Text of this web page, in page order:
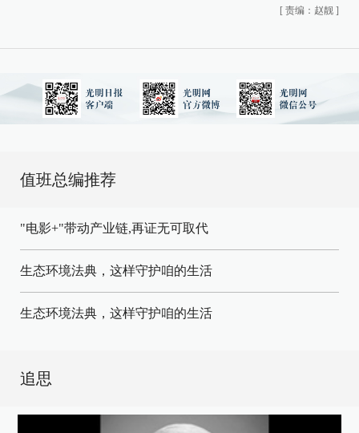
[ 责编：赵靓 ]
值班总编推荐
"电影+"带动产业链,再证无可取代
生态环境法典，这样守护咱的生活
生态环境法典，这样守护咱的生活
追思